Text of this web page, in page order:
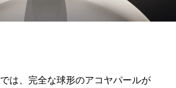
は、完全な球形のアコヤパールが